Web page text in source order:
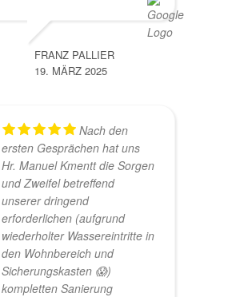
FRANZ PALLIER
19. MÄRZ 2025
Nach den
ersten Gesprächen hat uns
Hr. Manuel Kmentt die Sorgen
und Zweifel betreffend
unserer dringend
erforderlichen (aufgrund
wiederholter Wassereintritte in
den Wohnbereich und
Sicherungskasten 😱)
kompletten Sanierung